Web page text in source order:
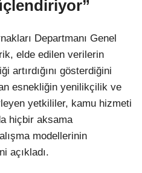
Departmanı Genel
elde edilen verilerin
artırdığını gösterdiğini
esnekliğin yenilikçilik ve
yetkililer, kamu hizmeti
hiçbir aksama
modellerinin
açıkladı.